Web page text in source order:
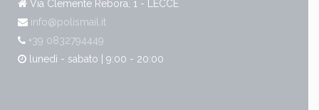
Via Clemente Rebora, 1 - LECCE
info@polismail.it
+39 0832794449
lunedì - sabato | 9:00 - 20:00